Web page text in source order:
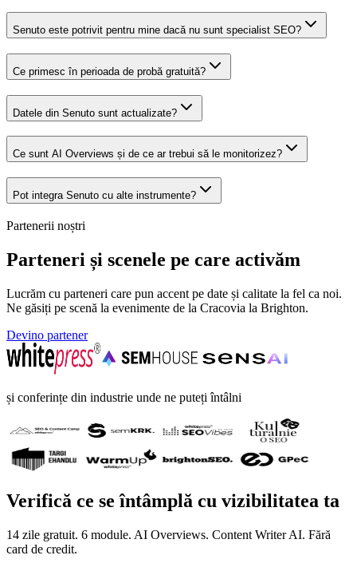
Senuto este potrivit pentru mine dacă nu sunt specialist SEO?
Ce primesc în perioada de probă gratuită?
Datele din Senuto sunt actualizate?
Ce sunt AI Overviews și de ce ar trebui să le monitorizez?
Pot integra Senuto cu alte instrumente?
Partenerii noștri
Parteneri și scenele pe care activăm
Lucrăm cu parteneri care pun accent pe date și calitate la fel ca noi.
Ne găsiți pe scenă la evenimente de la Cracovia la Brighton.
Devino partener
și conferințe din industrie unde ne puteți întâlni
Verifică ce se întâmplă cu vizibilitatea ta
14 zile gratuit. 6 module. AI Overviews. Content Writer AI. Fără
card de credit.